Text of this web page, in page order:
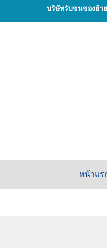
บริษัทรับขนของย้า
หน้าแร